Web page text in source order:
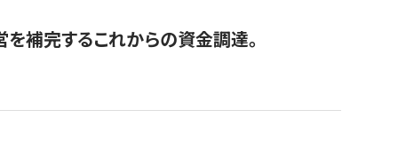
補完するこれからの資金調達。